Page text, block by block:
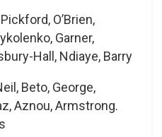
O’Brien,
Garner,
Hall, Ndiaye, Barry
Beto, George,
Aznou, Armstrong.